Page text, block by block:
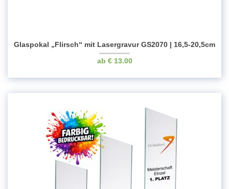
Glaspokal „Flirsch“ mit Lasergravur GS2070 | 16,5-20,5cm
€13.00